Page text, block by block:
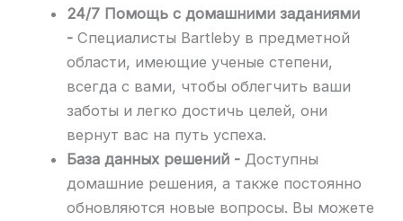
24/7 Помощь с домашними заданиями
-Специалисты Bartleby в предметной
области, имеющие ученые степени,
всегда с вами, чтобы облегчить ваши
заботы и легко достичь целей, они
вернут вас на путь успеха.
База данных решений -Доступны
домашние решения, а также постоянно
обновляются новые вопросы. Вы можете